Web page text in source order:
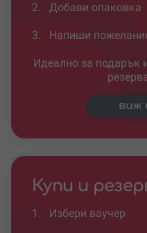
2. Добави опаковка
3. Напиши
Идеално за подарък
виж
Купи и
1. Избери ваучер